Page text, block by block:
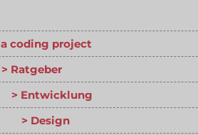
a coding project
Ratgeber
Entwicklung
Design